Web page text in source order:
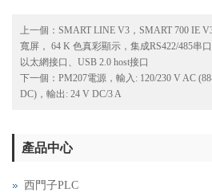
上一個： SMART LINE V3，SMART 700 IE
寬屏， 64 K 色真彩顯示，集成RS422/485串
以太網接口、USB 2.0 host接口
下一個： PM207電源，輸入: 120/230 V AC
DC)，輸出: 24 V DC/3 A
產品中心
西門子PLC